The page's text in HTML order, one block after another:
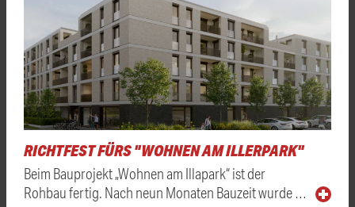
RICHTFEST FÜRS "WOHNEN AM ILLERPARK"
Beim Bauprojekt „Wohnen am Illapark“ ist der
Rohbau fertig. Nach neun Monaten Bauzeit wurde …